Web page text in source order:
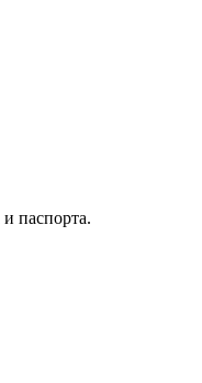
паспорта.